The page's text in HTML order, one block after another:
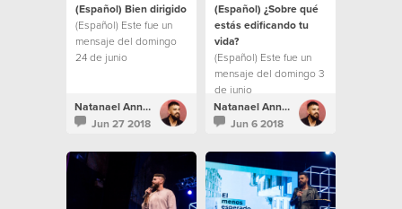
(Español) Bien dirigido
(Español) Este fue un
mensaje del domingo
24 de junio
Natanael Annacondia
Jun 27 2018
(Español) ¿Sobre qué
estás edificando tu
vida?
(Español) Este fue un
mensaje del domingo 3
de junio
Natanael Annacondia
Jun 6 2018